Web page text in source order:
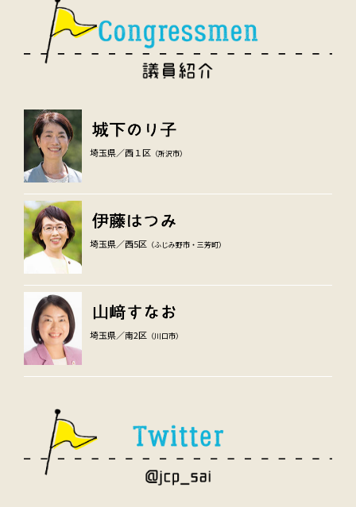
埼玉県／西１区 （所沢市）
埼玉県／西5区 （ふじみ野市・三芳町）
埼玉県／南2区 （川口市）